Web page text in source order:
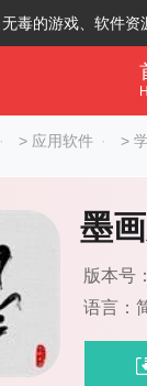
毒的游戏、软件资
> 应用软件 >
墨
版本号
语言：